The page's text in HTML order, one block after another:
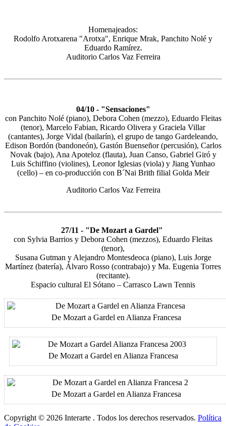
Homenajeados:
Rodolfo Arotxarena "Arotxa", Enrique Mrak, Panchito Nolé y
Eduardo Ramírez.
Auditorio Carlos Vaz Ferreira
04/10 - "Sensaciones"
con Panchito Nolé (piano), Debora Cohen (mezzo), Eduardo Fleitas
(tenor), Marcelo Fabian, Ricardo Olivera y Graciela Villar
(cantantes), Jorge Vidal (bailarín), el grupo de tango Gardeleando,
Edison Bordón (bandoneón), Gastón Buenseñor (percusión), Carlos
Novak (bajo), Ana Apoteloz (flauta), Juan Canso, Gabriel Giró y
Luis Schiffino (violines), Leonor Iglesias (viola) y Jiang Yunhao
(cello) – en co-producción con B´Nai Brith filial Golda Meir
Auditorio Carlos Vaz Ferreira
27/11 - "De Mozart a Gardel"
con Sylvia Barrios y Debora Cohen (mezzos), Eduardo Fleitas
(tenor),
Susana Gutman y Alejandro Montesdeoca (piano), Luis Jorge
Martínez (batería), Álvaro Rosso (contrabajo) y Ma. Eugenia Torres
(recitante).
Espacio cultural El Sótano – Carrasco Lawn Tennis
De Mozart a Gardel en Alianza Francesa
De Mozart a Gardel en Alianza Francesa
De Mozart a Gardel en Alianza Francesa
Copyright © 2026 Interarte . Todos los derechos reservados. Política